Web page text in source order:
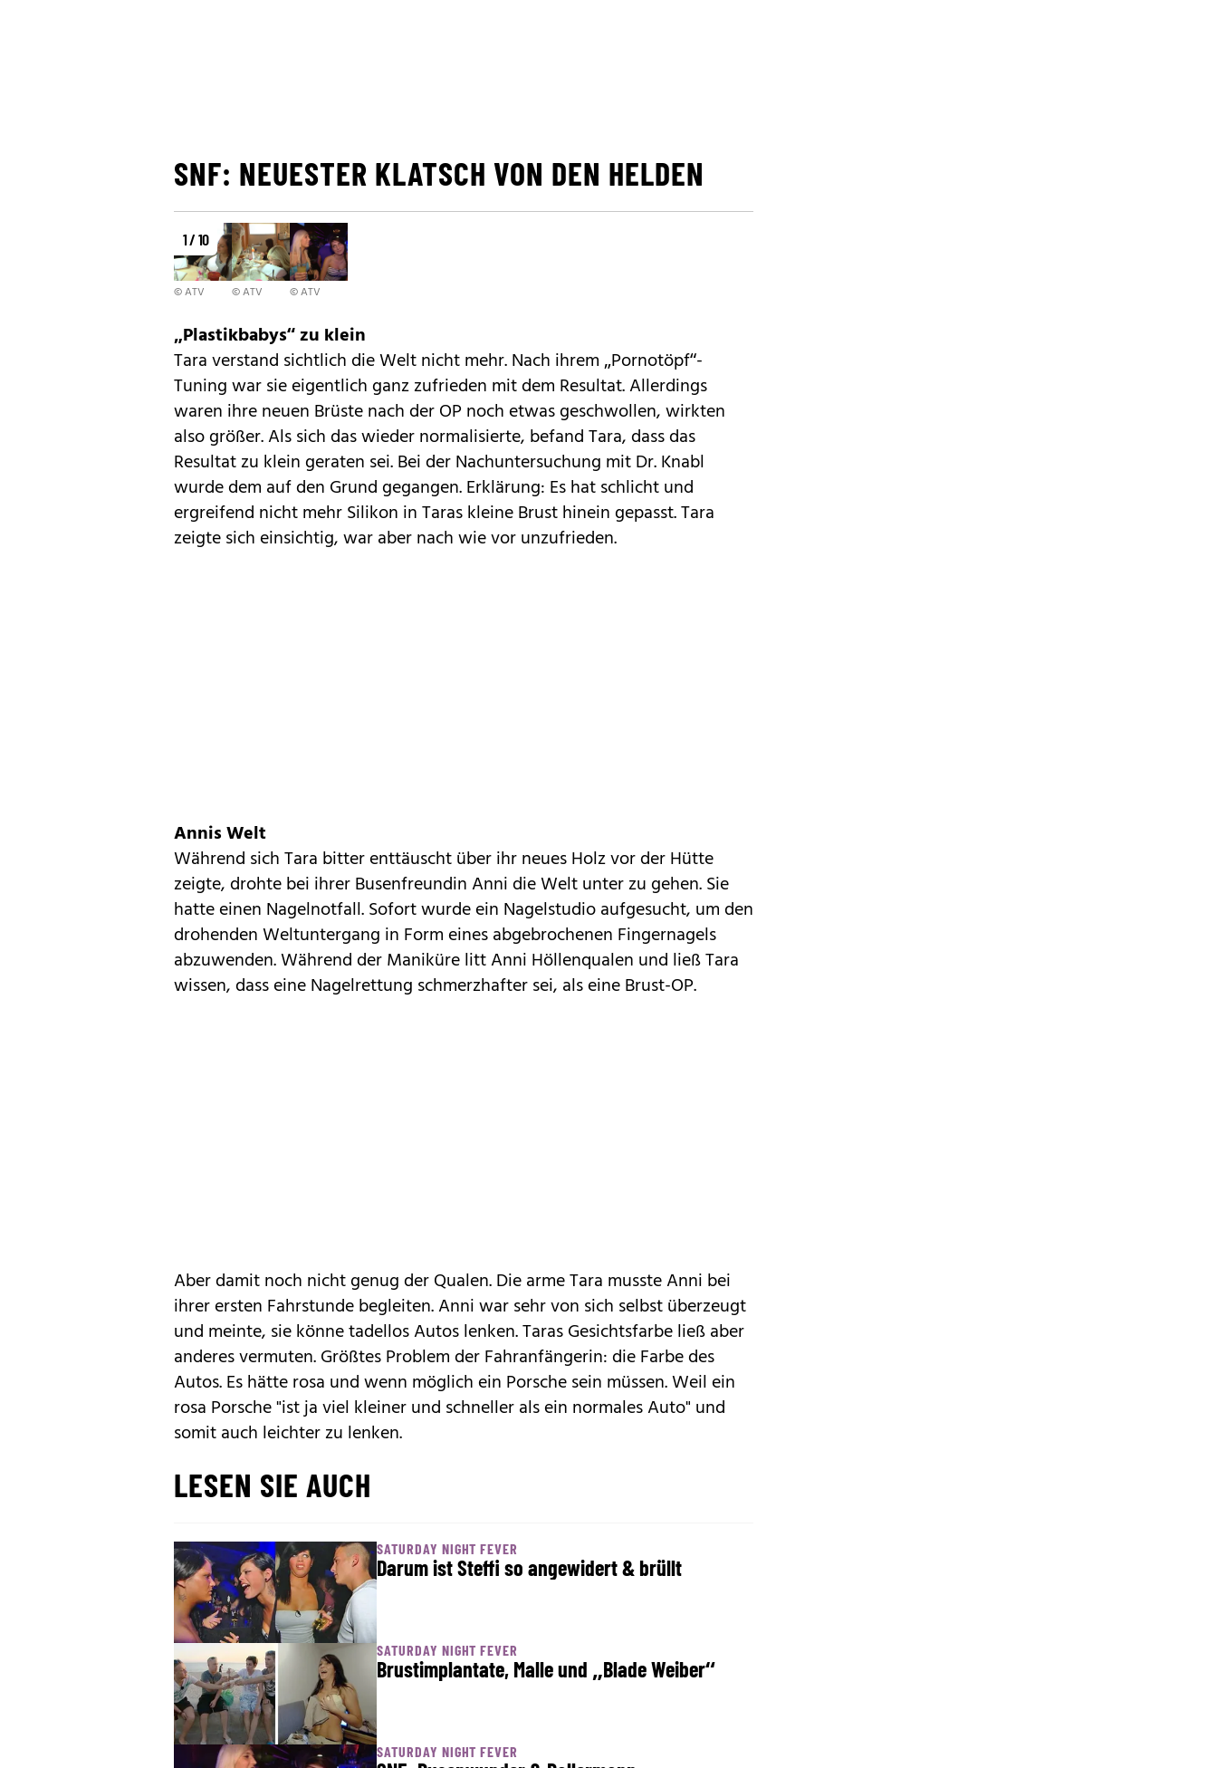
SNF: NEUESTER KLATSCH VON DEN HELDEN
1 / 10
© ATV © ATV © ATV
„Plastikbabys“ zu klein
Taraverstand sichtlich die Welt nicht mehr. Nach ihrem „Pornotöpf“-
Tuning war sie eigentlich ganz zufrieden mit dem Resultat. Allerdings
waren ihre neuen Brüste nach der OP noch etwas geschwollen, wirkten
also größer. Als sich das wieder normalisierte, befand Tara, dass das
Resultat zu klein geraten sei. Bei der Nachuntersuchung mit Dr. Knabl
wurde dem auf den Grund gegangen. Erklärung: Es hat schlicht und
ergreifend nicht mehr Silikon in Taras kleine Brust hinein gepasst. Tara
zeigte sich einsichtig, war aber nach wie vor unzufrieden.
Annis Welt
Während sich Tara bitter enttäuscht über ihr neues Holz vor der Hütte
zeigte, drohte bei ihrer BusenfreundinAnnidie Welt unter zu gehen. Sie
hatte einen Nagelnotfall. Sofort wurde ein Nagelstudio aufgesucht, um den
drohenden Weltuntergang in Form eines abgebrochenen Fingernagels
abzuwenden. Während der Maniküre litt Anni Höllenqualen und ließ Tara
wissen, dass eine Nagelrettung schmerzhafter sei, als eine Brust-OP.
Aber damit noch nicht genug der Qualen. Die arme Tara musste Anni bei
ihrer ersten Fahrstunde begleiten. Anni war sehr von sich selbst überzeugt
und meinte, sie könne tadellos Autos lenken. Taras Gesichtsfarbe ließ aber
anderes vermuten. Größtes Problem der Fahranfängerin: die Farbe des
Autos. Es hätte rosa und wenn möglich ein Porsche sein müssen. Weil ein
rosa Porsche "ist ja viel kleiner und schneller als ein normales Auto" und
somit auch leichter zu lenken.
LESEN SIE AUCH
SATURDAY NIGHT FEVER
Darum ist Steffi so angewidert & brüllt
SATURDAY NIGHT FEVER
Brustimplantate, Malle und „Blade Weiber“
SATURDAY NIGHT FEVER